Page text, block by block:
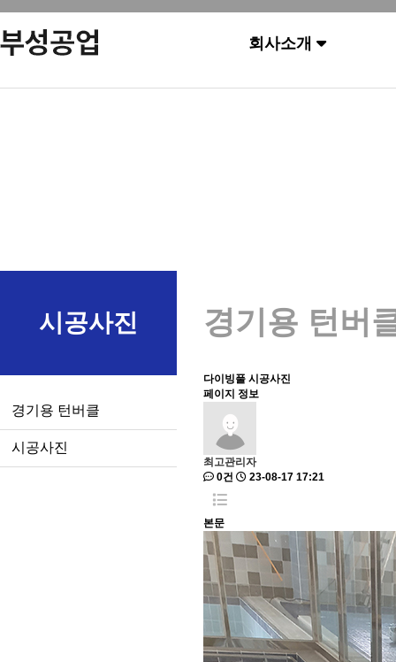
회사소개
시공사진
경기용 턴버클
시공사진
경기용 턴버
다이빙풀 시공사진
페이지 정보
최고관리자
0건
23-08-17 17:21
본문